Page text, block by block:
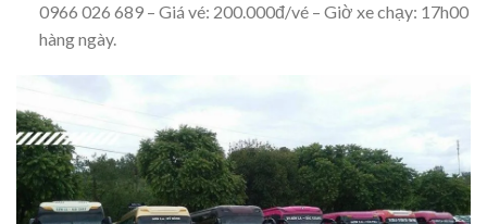
0966 026 689 – Giá vé: 200.000đ/vé – Giờ xe chạy: 17h00
hàng ngày.